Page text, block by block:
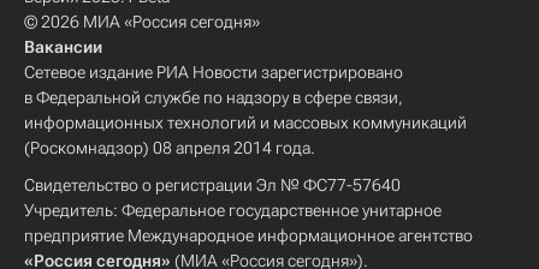
© 2026 МИА «Россия сегодня»
Вакансии
Сетевое издание РИА Новости зарегистрировано
в Федеральной службе по надзору в сфере связи,
информационных технологий и массовых коммуникаций
(Роскомнадзор) 08 апреля 2014 года.
Свидетельство о регистрации Эл № ФС77-57640
Учредитель: Федеральное государственное унитарное
предприятие Международное информационное агентство
«Россия сегодня» (МИА «Россия сегодня»).